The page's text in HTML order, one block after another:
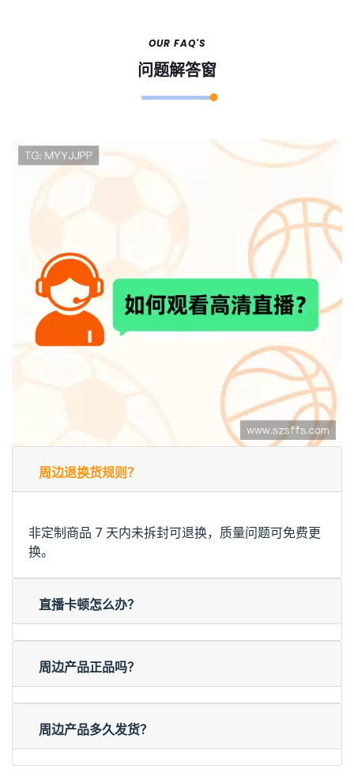
OUR FAQ'S
问题解答窗
周边退换货规则？
非定制商品 7 天内未拆封可退换，质量问题可免费更
换。
直播卡顿怎么办？
周边产品正品吗？
周边产品多久发货？